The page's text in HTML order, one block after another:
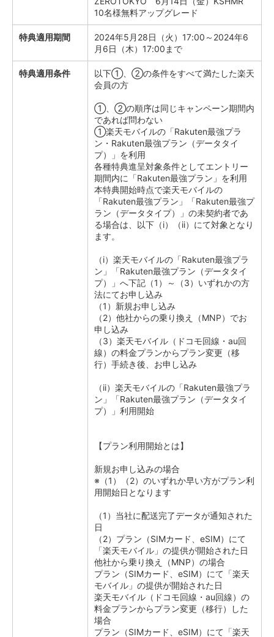
10名様無料アップグレード
特典適用期間
2024年5月28日（火）17:00～2024年6
月6日（木）17:00まで
特典適用条件
以下①、②の条件をすべて満たした楽天
会員の方
①、②の順序は同じキャンペーン期間内
であれば問わない
①楽天モバイルの「Rakuten最強プラ
ン・Rakuten最強プラン（データタイ
プ）」を利用
各種特典進呈対象条件としてエントリー
期間内に「Rakuten最強プラン」を利用
本特典開始時点で楽天モバイルの
「Rakuten最強プラン」「Rakuten最強プ
ラン（データタイプ）」の未契約者であ
る場合は、以下（i）（ii）にて対象となり
ます。
（i）楽天モバイルの「Rakuten最強プラ
ン」「Rakuten最強プラン（データタイ
プ）」へ下記（1）～（3）いずれかの方
法にてお申し込み
（1）新規お申し込み
（2）他社からの乗り換え（MNP）でお
申し込み
（3）楽天モバイル（ドコモ回線・au回
線）の料金プランからプラン変更（移
行）手続き後、お申し込み
（ii）楽天モバイルの「Rakuten最強プラ
ン」「Rakuten最強プラン（データタイ
プ）」利用開始
【プラン利用開始とは】
新規お申し込みの場合
※（1）（2）のいずれか早い方がプラン利
用開始日となります
（1）当社に配送完了データが通知された
日
（2）プラン（SIMカード、eSIM）にて
「楽天モバイル」の提供が開始された日
他社から乗り換え（MNP）の場合
プラン（SIMカード、eSIM）にて「楽天
モバイル」の提供が開始された日
楽天モバイル（ドコモ回線・au回線）の
料金プランからプラン変更（移行）した
場合
プラン（SIMカード、eSIM）にて「楽天